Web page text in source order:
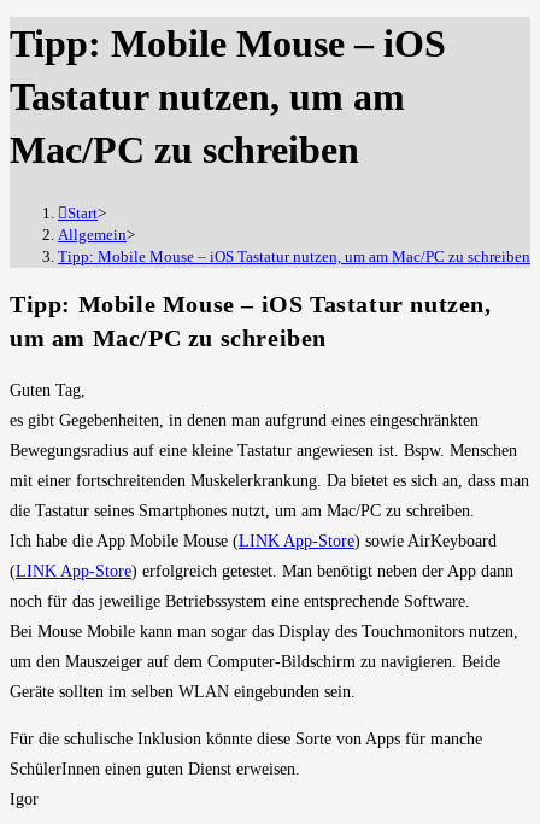
durchsuchen
Tipp: Mobile Mouse – iOS
Tastatur nutzen, um am
Mac/PC zu schreiben
Start>
Allgemein>
Tipp: Mobile Mouse – iOS Tastatur nutzen, um am Mac/PC zu schreiben
Tipp: Mobile Mouse – iOS Tastatur nutzen,
um am Mac/PC zu schreiben
Guten Tag,
es gibt Gegebenheiten, in denen man aufgrund eines eingeschränkten
Bewegungsradius auf eine kleine Tastatur angewiesen ist. Bspw. Menschen
mit einer fortschreitenden Muskelerkrankung. Da bietet es sich an, dass man
die Tastatur seines Smartphones nutzt, um am Mac/PC zu schreiben.
Ich habe die App Mobile Mouse (LINK App-Store) sowie AirKeyboard
(LINK App-Store) erfolgreich getestet. Man benötigt neben der App dann
noch für das jeweilige Betriebssystem eine entsprechende Software.
Bei Mouse Mobile kann man sogar das Display des Touchmonitors nutzen,
um den Mauszeiger auf dem Computer-Bildschirm zu navigieren. Beide
Geräte sollten im selben WLAN eingebunden sein.
Für die schulische Inklusion könnte diese Sorte von Apps für manche
SchülerInnen einen guten Dienst erweisen.
Igor